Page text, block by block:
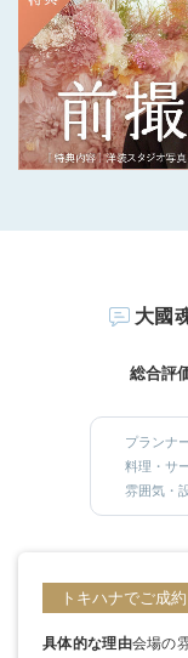
大國
総合評
プランナ
料理・サ
雰囲気・
トキハナでご成約
具体的な理由会場の